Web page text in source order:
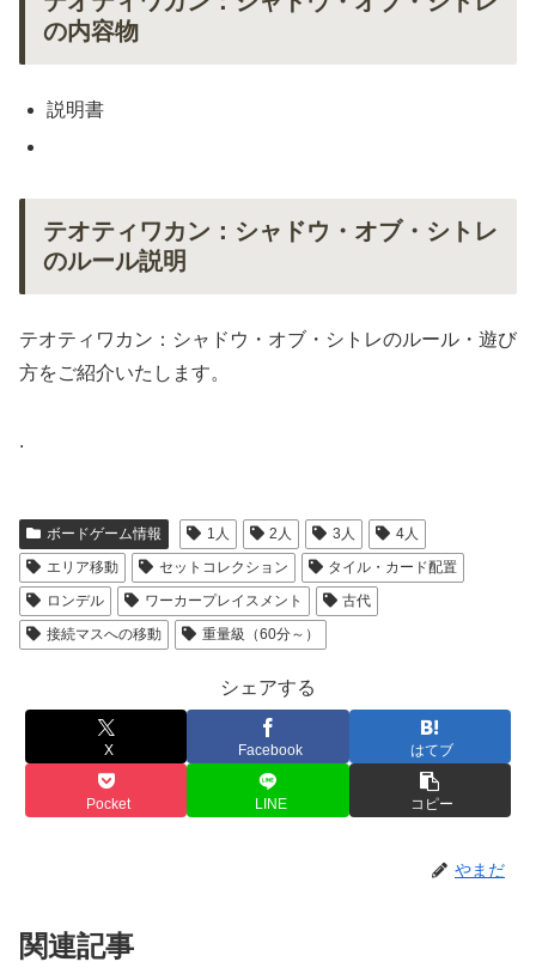
の内容物
説明書
テオティワカン：シャドウ・オブ・シトレ
のルール説明
テオティワカン：シャドウ・オブ・シトレのルール・遊び
方をご紹介いたします。
.
ボードゲーム情報 1人 2人 3人
4人
エリア移動
セットコレクション
タイル・カード配置
ロンデル
ワーカープレイスメント
古代
接続マスへの移動
重量級（60分～）
シェアする
X Facebook はてブ
Pocket LINE コピー
やまだ
関連記事